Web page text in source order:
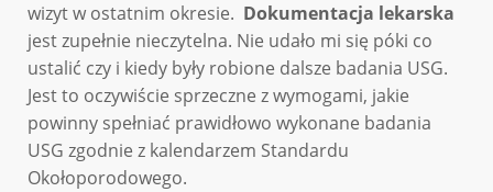
wizyt w ostatnim okresie. Dokumentacja lekarska
jest zupełnie nieczytelna. Nie udało mi się póki co
ustalić czy i kiedy były robione dalsze badania USG.
Jest to oczywiście sprzeczne z wymogami, jakie
powinny spełniać prawidłowo wykonane badania
USG zgodnie z kalendarzem Standardu
Okołoporodowego.